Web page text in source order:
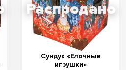
Сундук «Елочные
игрушки»